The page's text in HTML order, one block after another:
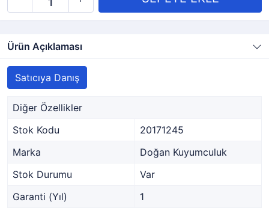
Ürün Açıklaması
Satıcıya Danış
Diğer Özellikler
Stok Kodu
20171245
Marka
Doğan Kuyumculuk
Stok Durumu
Var
Garanti (Yıl)
1